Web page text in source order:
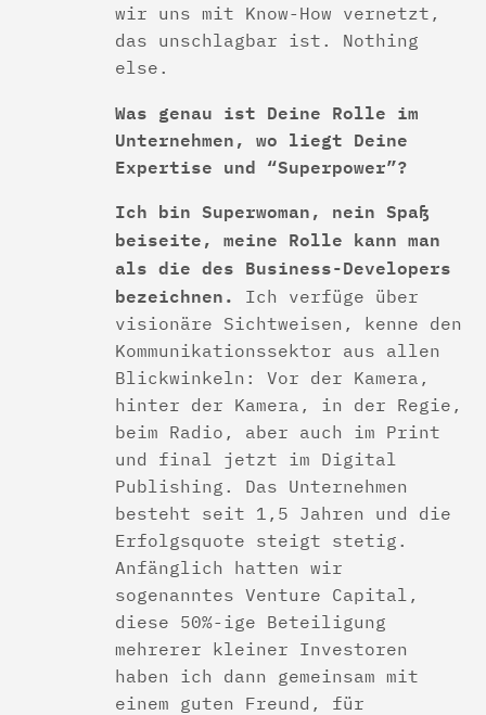
wir uns mit Know-How vernetzt,
das unschlagbar ist. Nothing
else.
Was genau ist Deine Rolle im
Unternehmen, wo liegt Deine
Expertise und “Superpower”?
Ich bin Superwoman, nein Spaß
beiseite, meine Rolle kann man
als die des Business-Developers
bezeichnen.
Ich verfüge über
visionäre Sichtweisen, kenne den
Kommunikationssektor aus allen
Blickwinkeln: Vor der Kamera,
hinter der Kamera, in der Regie,
beim Radio, aber auch im Print
und final jetzt im Digital
Publishing. Das Unternehmen
besteht seit 1,5 Jahren und die
Erfolgsquote steigt stetig.
Anfänglich hatten wir
sogenanntes Venture Capital,
diese 50%-ige Beteiligung
mehrerer kleiner Investoren
haben ich dann gemeinsam mit
einem guten Freund, für